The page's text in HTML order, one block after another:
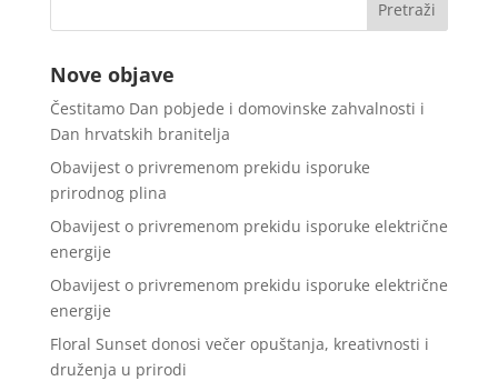
Nove objave
Čestitamo Dan pobjede i domovinske zahvalnosti i
Dan hrvatskih branitelja
Obavijest o privremenom prekidu isporuke
prirodnog plina
Obavijest o privremenom prekidu isporuke električne
energije
Obavijest o privremenom prekidu isporuke električne
energije
Floral Sunset donosi večer opuštanja, kreativnosti i
druženja u prirodi